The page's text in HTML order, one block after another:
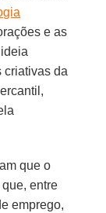
e as
criativas da
que o
entre
emprego,